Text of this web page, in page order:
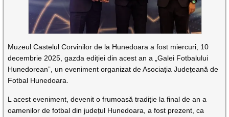
Muzeul Castelul Corvinilor de la Hunedoara a fost miercuri, 10
decembrie 2025, gazda ediției din acest an a „Galei Fotbalului
Hunedorean”, un eveniment organizat de Asociația Județeană de
Fotbal Hunedoara.
L acest eveniment, devenit o frumoasă tradiție la final de an a
oamenilor de fotbal din județul Hunedoara, a fost prezent, ca